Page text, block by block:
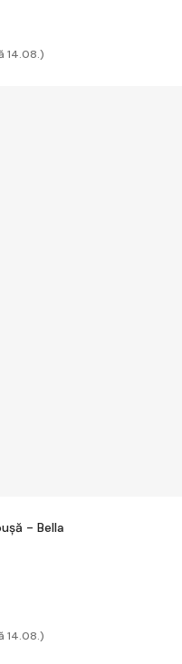
14.08.)
- Bella
14.08.)